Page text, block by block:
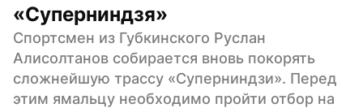
«Суперниндзя»
Спортсмен из Губкинского Руслан
Алисолтанов собирается вновь покорять
сложнейшую трассу «Суперниндзи». Перед
этим ямальцу необходимо пройти отбор на